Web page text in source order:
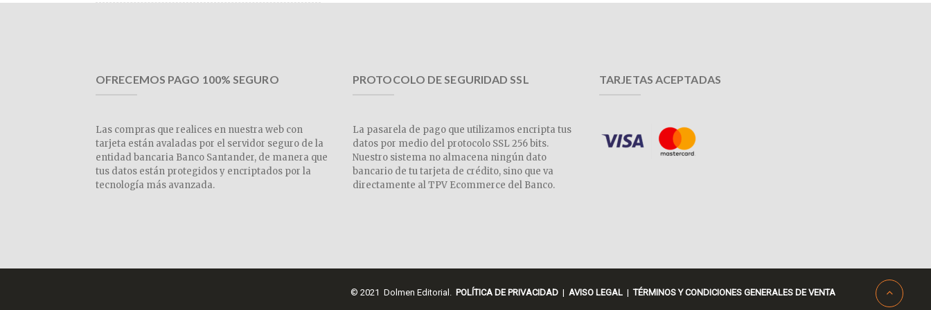
OFRECEMOS PAGO 100% SEGURO
Las compras que realices en nuestra web con
tarjeta están avaladas por el servidor seguro de la
entidad bancaria Banco Santander, de manera que
tus datos están protegidos y encriptados por la
tecnología más avanzada.
PROTOCOLO DE SEGURIDAD SSL
La pasarela de pago que utilizamos encripta tus
datos por medio del protocolo SSL 256 bits.
Nuestro sistema no almacena ningún dato
bancario de tu tarjeta de crédito, sino que va
directamente al TPV Ecommerce del Banco.
TARJETAS ACEPTADAS
© 2021 Dolmen Editorial. POLÍTICA DE PRIVACIDAD | AVISO LEGAL |TÉRMINOS Y CONDICIONES GENERALES DE VENTA